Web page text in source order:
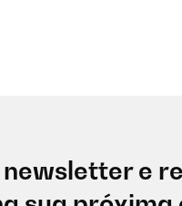
e